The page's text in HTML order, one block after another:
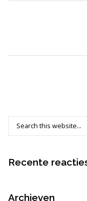
Recente
Archieven